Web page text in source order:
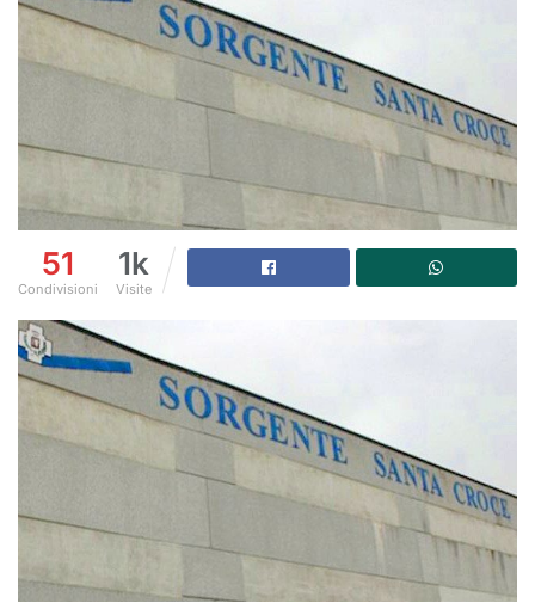
51
Condivisioni
1k
Visite